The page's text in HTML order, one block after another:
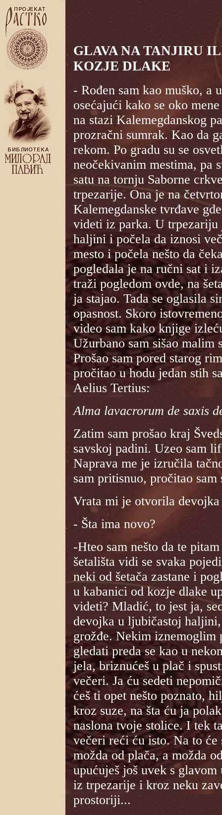
GLAVA NA TANJIRU
KOZJE DLAKE
- Rođen sam kao muško, a
osećajući kako se oko
na stazi Kalemegdanskog
prozračni sumrak. Kao da
rekom. Po gradu su se
neočekivanim mestima, pa
satu na tornju Saborne
trpezarije. Ona je na
Kalemegdanske tvrđave
videti iz parka. U
haljini i počela da iznosi
mesto i počela nešto da
pogledala je na ručni sat i
traži pogledom ovde, na
ja stajao. Tada se oglasila
opasnost. Skoro
video sam kako knjige
Užurbano sam sišao malim
Prošao sam pored starog
pročitao u hodu jedan stih
Aelius Tertius:
Alma lavacrorum de saxis
Zatim sam prošao kraj
savskoj padini. Uzeo sam
Naprava me je izručila
sam pritisnuo, pročitao sam
Vrata mi je otvorila
- Šta ima novo?
-Hteo sam nešto da te
šetališta vidi se svaka
neki od šetača zastane i
u kabanici od kozje dlake
videti? Mladić, to jest ja,
devojka u ljubičastoj
grožđe. Nekim iznemoglim
gledati preda se kao u
jela, briznućeš u plač i
večeri. Ja ću sedeti
ćeš ti opet nešto poznato,
kroz suze, na šta ću ja
naslona tvoje stolice. I tek
večeri reći ću isto. Na to će
možda od plača, a možda
upućuješ još uvek s
iz trpezarije i kroz neku
prostoriji...